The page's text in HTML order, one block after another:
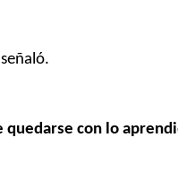
señaló.
quedarse con lo